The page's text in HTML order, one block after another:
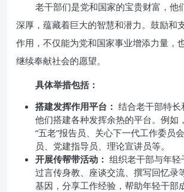
老干部们是党和国家的宝贵财富，他
深厚，蕴藏着巨大的智慧和潜力。鼓励和
作用，不仅能为党和国家事业增添力量，
继续奉献社会的愿望。
具体举措包括：
搭建发挥作用平台： 结合老干部特
他们搭建各种发挥余热的平台。例如
“五老”报告员、关心下一代工作委员
员、党建指导员、理论宣讲员等。
开展传帮带活动： 组织老干部与年轻
过言传身教、座谈交流、撰写回忆录
基因，分享工作经验，帮助年轻干部